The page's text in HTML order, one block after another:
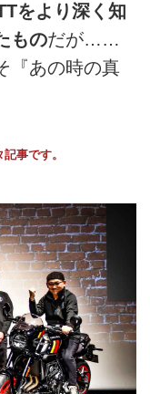
をより深く知
ものだが……
あの時の真
事です。